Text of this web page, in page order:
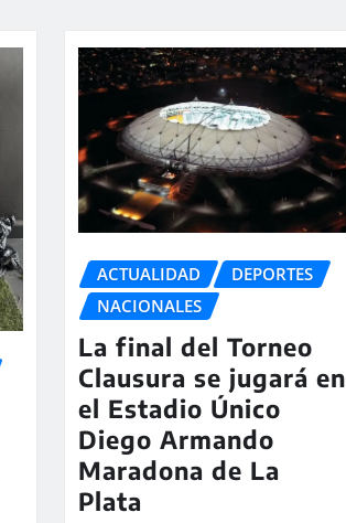
ACTUALIDAD
DEPORTES
NACIONALES
La final del Torneo
Clausura se jugará en
el Estadio Único
Diego Armando
Maradona de La
Plata